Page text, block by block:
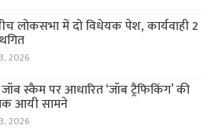
लोकसभा में दो विधेयक पेश, कार्यवाही 2
2026
स्कैम पर आधारित ‘जॉब ट्रैफिकिंग’ की
आयी सामने
2026